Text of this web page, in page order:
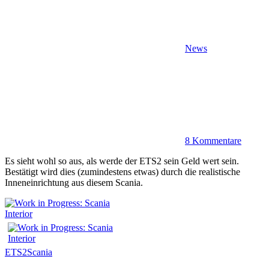
News
8 Kommentare
Es sieht wohl so aus, als werde der ETS2 sein Geld wert sein.
Bestätigt wird dies (zumindestens etwas) durch die realistische
Inneneinrichtung aus diesem Scania.
ETS2Scania